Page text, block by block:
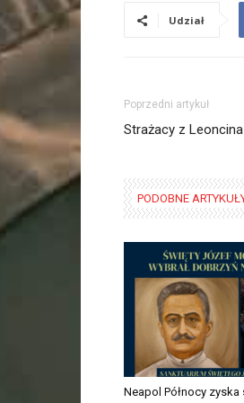
Udział
Poprzedni artykuł
Strażacy z
PODOBNE
Neapol Północy zyska